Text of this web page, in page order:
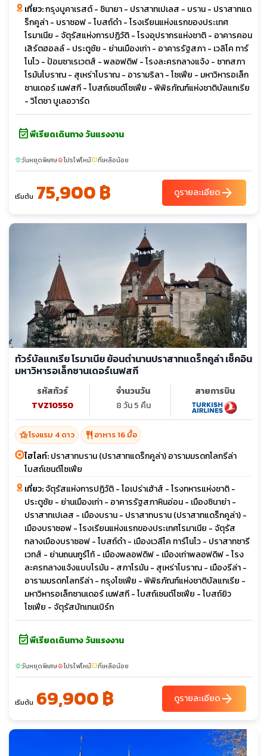
เที่ยว:กรุงบูคาเรสต์ - ชินายา - ปราสาทเปเลส - บราน - ปราสาทแด
ร็กคูล่า - บราซอฟ - โบสถ์ดำ - โรงเรียนแห่งแรกของประเทศ
โรมาเนีย - จัตุรัสแห่งการปฏิวัติ - โรงอุปรากรแห่งชาติ - อาคารคอน
เสิร์ตฮอลล์ - ประตูชัย - ย่านเมืองเก่า - อาคารรัฐสภา - เวลิโค ทาร์
โนโว - ป้อมซาเรเวตส์ - พลอฟดิฟ - โรงละครกลางแจ้ง - ซากสภา
โรมันโบราณ - สุเหร่าโบราณ - อารามริลา - โซเฟีย - มหาวิหารอเล็ก
ซานเดอร์ เนฟสกี - โบสถ์เซนต์โซเฟีย - พิพิธภัณฑ์แห่งชาติบัลแกเรีย
- วิโตชา บูเลอวาร์ด
event_availableพีเรียดเดินทาง วันแรงงาน
sunnyวันหยุดพิเศษlocal_fire_departmentโปรไฟไหม้confirmation_numberที่เหลือน้อย
เริ่มต้น 75,900 ฿ ดูรายละเอียดarrow_forward
ทัวร์บัลแกเรีย โรมาเนีย ย้อนตำนานปราสาทแดร็กคูล่า เช็คอิน
มหาวิหารอเล็กซานเดอร์เนฟสกี
รหัสทัวร์
TVZ10550
จำนวนวัน
8 วัน 5 คืน
สายการบิน
hotel_classโรงแรม 4 ดาว restaurant อาหาร 16 มื้อ
ไฮไลท์:ปราสาทบราน (ปราสาทแดร็กคูล่า) อารามมรดกโลกรีล่า
โบสถ์เซนต์โซเฟีย
เที่ยว:จัตุรัสแห่งการปฏิวัติ - โอเปร่าเฮ้าส์ - โรงทหารแห่งชาติ -
ประตูชัย - ย่านเมืองเก่า - อาคารรัฐสภาหินอ่อน - เมืองซินาย่า -
ปราสาทเปเลส - เมืองบราน - ปราสาทบราน (ปราสาทแดร็กคูล่า) -
เมืองบราซอฟ - โรงเรียนแห่งแรกของประเทศโรมาเนีย - จัตุรัส
กลางเมืองบราซอฟ - โบสถ์ดำ - เมืองเวลีโค ทาร์โนโว - ปราสาทซารี
เวทส์ - ย่านถนนกูร์โก้ - เมืองพลอฟดิฟ - เมืองเก่าพลอฟดิฟ - โรง
ละครกลางแจ้งแบบโรมัน - สภาโรมัน - สุเหร่าโบราณ - เมืองรีล่า -
อารามมรดกโลกรีล่า - กรุงโซเฟีย - พิพิธภัณฑ์แห่งชาติบัลแกเรีย -
มหาวิหารอเล็กซานเดอร์ เนฟสกี - โบสถ์เซนต์โซเฟีย - โบสถ์ยิว
โซเฟีย - จัตุรัสบัทเทนเบิร์ก
event_availableพีเรียดเดินทาง วันแรงงาน
sunnyวันหยุดพิเศษlocal_fire_departmentโปรไฟไหม้confirmation_numberที่เหลือน้อย
เริ่มต้น 69,900 ฿ ดูรายละเอียดarrow_forward